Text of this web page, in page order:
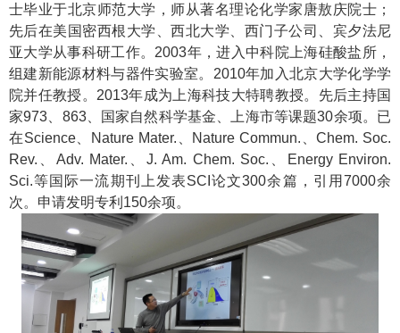
士毕业于北京师范大学，师从著名理论化学家唐敖庆院士；
先后在美国密西根大学、西北大学、西门子公司、宾夕法尼
亚大学从事科研工作。 2003年，进入中科院上海硅酸盐所，
组建新能源材料与器件实验室。 2010年加入北京大学化学学
院并任教授。 2013年成为上海科技大特聘教授。先后主持国
家973 863、国家自然科学基金、上海市等课题30余项。已
在Science、 Nature Mater. Nature Commun. 、Chem. Soc.
Rev.
Adv. Mater. J. Am. Chem. Soc.
Energy Environ.
Sci.等国际一流期刊上发表SCI 论文300余篇，引用 7000余
次。申请发明专利 150余项。